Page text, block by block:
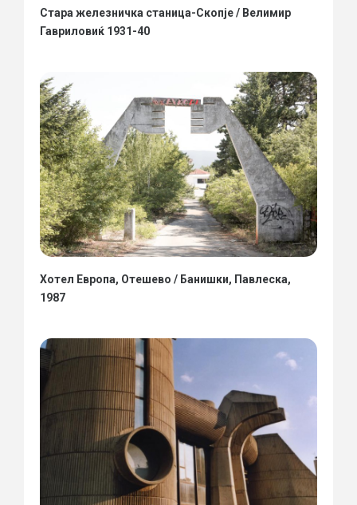
Стара железничка станица-Скопје / Велимир
Гавриловиќ 1931-40
Хотел Европа, Отешево / Банишки, Павлеска,
1987